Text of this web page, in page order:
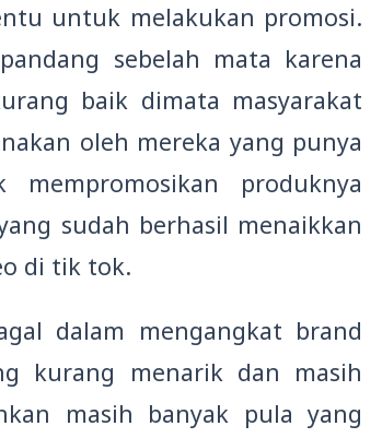
untuk melakukan promosi.
sebelah mata karena
baik dimata masyarakat
oleh mereka yang punya
produknya
sudah berhasil menaikkan
di tik tok.
dalam mengangkat brand
kurang menarik dan masih
masih banyak pula yang